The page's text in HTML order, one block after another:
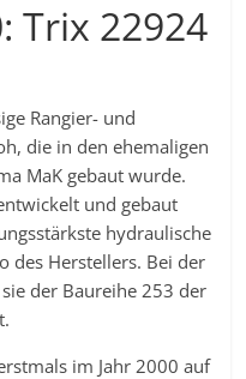
Trix 22924
Rangier- und
die in den ehemaligen
MaK gebaut wurde.
und gebaut
hydraulische
des Herstellers. Bei der
der Baureihe 253 der
im Jahr 2000 auf